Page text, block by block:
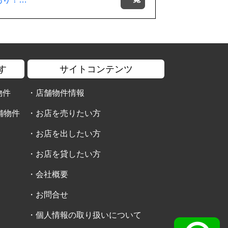
件
物件
サイトコンテンツ
・ 店舗物件情報
・ お店を売りたい方
・ お店を出したい方
・ お店を貸したい方
・会社概要
・ お問合せ
・個人情報の取り扱いについて